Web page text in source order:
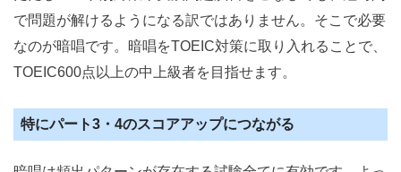
で問題が解けるようになる訳ではありません。そこで必要
なのが暗唱です。暗唱をTOEIC対策に取り入れることで、
TOEIC600点以上の中上級者を目指せます。
特にパート3・4のスコアアップにつながる